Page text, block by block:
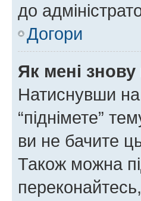
до
Догори
Як мені
Натиснувши на
“піднімете”
ви не бачите
Також можна